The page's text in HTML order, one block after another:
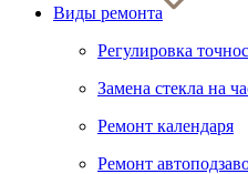
Виды ремонта
Регулировка
Замена стекла на
Ремонт календаря
Ремонт